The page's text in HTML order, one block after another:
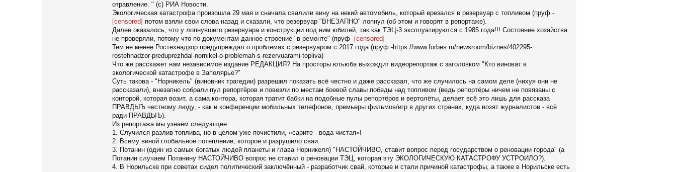
отравление. " (c) РИА Новости.
Экологическая катастрофа произошла 29 мая и сначала свалили вину на некий автомобиль, который врезался в резервуар с топливом (пруф -
[censored] потом взяли свои слова назад и сказали, что резервуар "ВНЕЗАПНО" лопнул (об этом и говорят в репортаже).
Далее оказалось, что у лопнувшего резервуара и конструкции под ним юбилей, так как ТЭЦ-3 эксплуатируются с 1985 года!!! Состояние хозяйства
не проверяли, потому что по документам данное строение "в ремонте" (пруф -[censored]
Тем не менее Ростехнадзор предупреждал о проблемах с резервуаром с 2017 года (пруф -https://www.forbes.ru/newsroom/biznes/402295-
rostehnadzor-preduprezhdal-nornikel-o-problemah-s-rezervuarami-topliva)
Что же расскажет нам независимое издание РЕДАКЦИЯ? На просторы ютьюба выхождит видеорепортаж с заголовком "Кто виноват в
экологической катастрофе в Заполярье?"
Суть такова - "Норникель" (виновник трагедии) разрешил показать всё честно и даже рассказал, что же случилось на самом деле (нихуя они не
рассказали), внезапно собрали пул репортёров и повезли по местам боевой славы победы над топливом (ведь репортёры ничем не повязаны с
конторой, которая возит, а сама контора, которая тратит бабки на подобные пулы репортёров и вертолёты, делает всё это лишь для рассказа
ПРАВДЫЪ честному люду, - как и конференции мобильных телефонов, премьеры фильмов/игр в других странах, куда возят журналистов - всё
ради ПРАВДЫЪ).
Из репортажа мы узнаём следующее:
1. Случился разлив топлива, но в целом уже почистили, «сарите - вода чистая»!
2. Всему виной глобальное потепление, которое и разрушило сваи.
3. Потанин (один из самых богатых людей планеты и глава Норникеля) "НАСТОЙЧИВО, ставит вопрос перед государством о реновации города" (а
Потанин случаем Потанину НАСТОЙЧИВО вопрос не ставил о реновации ТЭЦ, которая эту ЭКОЛОГИЧЕСКУЮ КАТАСТРОФУ УСТРОИЛО?).
4. В Норильске при советах сидел политический заключённый - разработчик свай, которые и стали причиной катастрофы, а также в Норильске есть